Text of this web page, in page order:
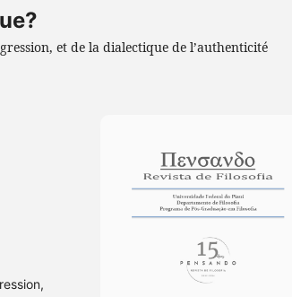
et de la dialectique de l’authenticité